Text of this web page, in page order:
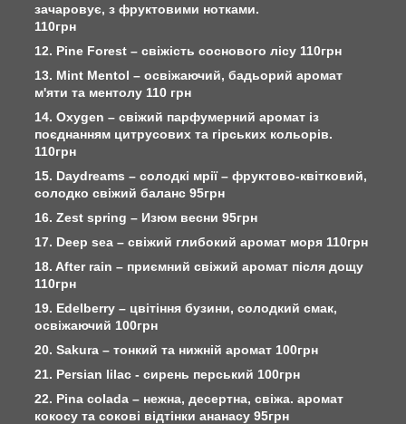
зачаровує, з фруктовими нотками.
110грн
12. Pine Forest – свіжість соснового лісу 110грн
13. Mint Mentol – освіжаючий, бадьорий аромат
м'яти та ментолу 110 грн
14. Oxygen – свіжий парфумерний аромат із
поєднанням цитрусових та гірських кольорів.
110грн
15. Daydreams – солодкі мрії – фруктово-квітковий,
солодко свіжий баланс 95грн
16. Zest spring – Изюм весни 95грн
17. Deep sea – свіжий глибокий аромат моря 110грн
18. After rain – приємний свіжий аромат після дощу
110грн
19. Edelberry – цвітіння бузини, солодкий смак,
освіжаючий 100грн
20. Sakura – тонкий та нижній аромат 100грн
21. Persian lilac - сирень перський 100грн
22. Pina colada – нежна, десертна, свіжа. аромат
кокосу та сокові відтінки ананасу 95грн